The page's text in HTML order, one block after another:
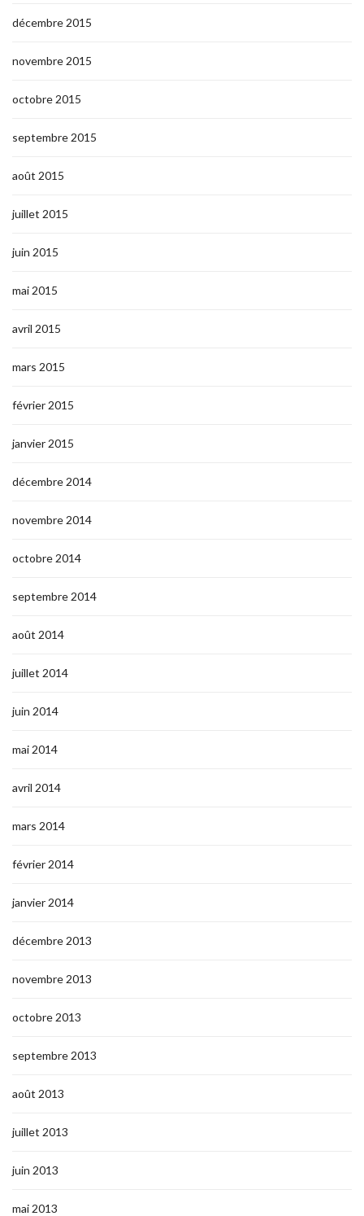
décembre 2015
novembre 2015
octobre 2015
septembre 2015
août 2015
juillet 2015
juin 2015
mai 2015
avril 2015
mars 2015
février 2015
janvier 2015
décembre 2014
novembre 2014
octobre 2014
septembre 2014
août 2014
juillet 2014
juin 2014
mai 2014
avril 2014
mars 2014
février 2014
janvier 2014
décembre 2013
novembre 2013
octobre 2013
septembre 2013
août 2013
juillet 2013
juin 2013
mai 2013